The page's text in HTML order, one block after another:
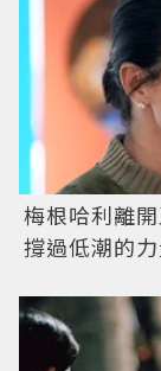
梅根哈利離
撐過低潮的